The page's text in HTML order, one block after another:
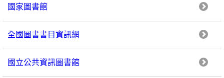
國家圖書館
全國圖書書目資訊網
國立公共資訊圖書館